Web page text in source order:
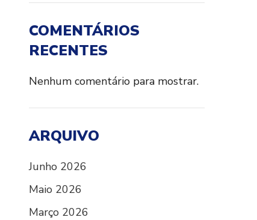
COMENTÁRIOS
RECENTES
Nenhum comentário para mostrar.
ARQUIVO
Junho 2026
Maio 2026
Março 2026